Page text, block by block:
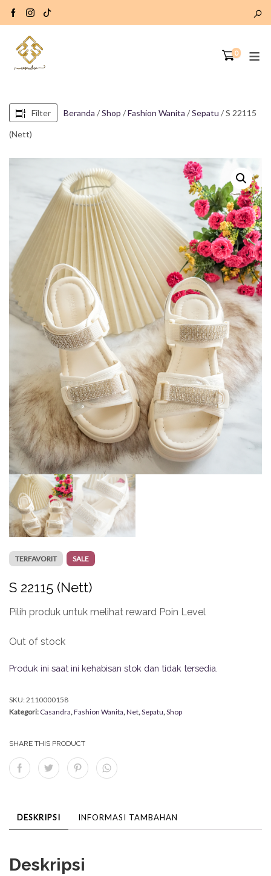
0
Filter Beranda /Shop /Fashion Wanita /Sepatu / S 22115
(Nett)
TERFAVORIT SALE
S 22115 (Nett)
Pilih produk untuk melihat reward Poin Level
Out of stock
Produk ini saat ini kehabisan stok dan tidak tersedia.
SKU:2110000158
Kategori: Casandra,Fashion Wanita,Net,Sepatu,Shop
SHARE THIS PRODUCT
DESKRIPSI INFORMASI TAMBAHAN
Deskripsi